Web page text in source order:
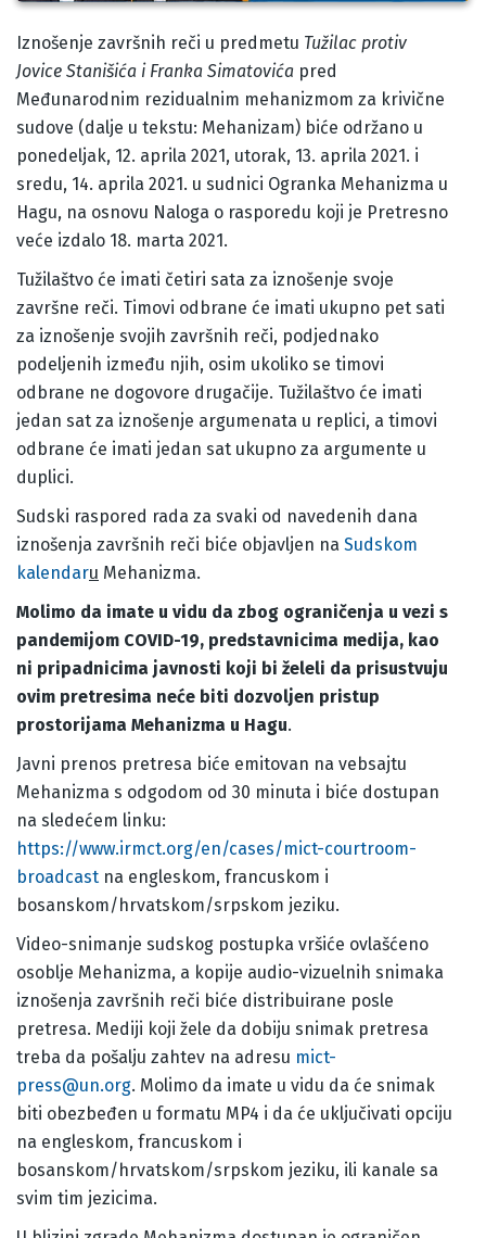
Body
Iznošenje završnih reči u predmetu Tužilac protiv
Jovice Stanišića i Franka Simatovića pred
Međunarodnim rezidualnim mehanizmom za krivične
sudove (dalje u tekstu: Mehanizam) biće održano u
ponedeljak, 12. aprila 2021, utorak, 13. aprila 2021. i
sredu, 14. aprila 2021. u sudnici Ogranka Mehanizma u
Hagu, na osnovu Naloga o rasporedu koji je Pretresno
veće izdalo 18. marta 2021.
Tužilaštvo će imati četiri sata za iznošenje svoje
završne reči. Timovi odbrane će imati ukupno pet sati
za iznošenje svojih završnih reči, podjednako
podeljenih između njih, osim ukoliko se timovi
odbrane ne dogovore drugačije. Tužilaštvo će imati
jedan sat za iznošenje argumenata u replici, a timovi
odbrane će imati jedan sat ukupno za argumente u
duplici.
Sudski raspored rada za svaki od navedenih dana
iznošenja završnih reči biće objavljen na Sudskom
kalendaru Mehanizma.
Molimo da imate u vidu da zbog ograničenja u vezi s
pandemijom COVID-19, predstavnicima medija, kao
ni pripadnicima javnosti koji bi želeli da prisustvuju
ovim pretresima neće biti dozvoljen pristup
prostorijama Mehanizma u Hagu.
Javni prenos pretresa biće emitovan na vebsajtu
Mehanizma s odgodom od 30 minuta i biće dostupan
na sledećem linku:
https://www.irmct.org/en/cases/mict-courtroom-
broadcast na engleskom, francuskom i
bosanskom/hrvatskom/srpskom jeziku.
Video-snimanje sudskog postupka vršiće ovlašćeno
osoblje Mehanizma, a kopije audio-vizuelnih snimaka
iznošenja završnih reči biće distribuirane posle
pretresa. Mediji koji žele da dobiju snimak pretresa
treba da pošalju zahtev na adresu mict-
press@un.org. Molimo da imate u vidu da će snimak
biti obezbeđen u formatu MP4 i da će uključivati opciju
na engleskom, francuskom i
bosanskom/hrvatskom/srpskom jeziku, ili kanale sa
svim tim jezicima.